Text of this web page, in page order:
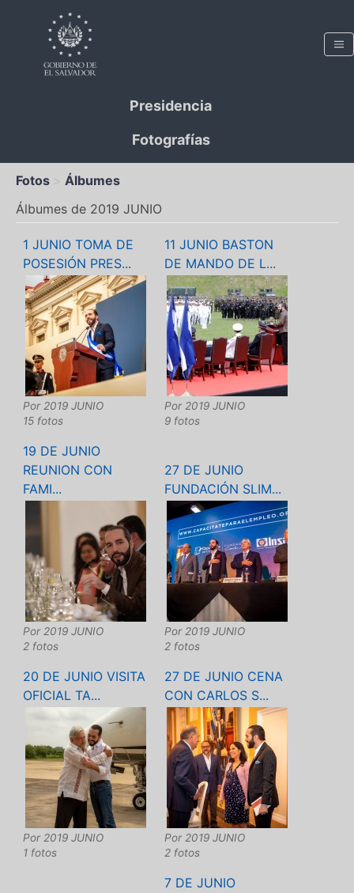
Presidencia
Fotografías
Fotos
Álbumes
Álbumes de 2019 JUNIO
1 JUNIO TOMA DE
POSESIÓN PRES...
Por 2019 JUNIO
15 fotos
11 JUNIO BASTON
DE MANDO DE L...
Por 2019 JUNIO
9 fotos
19 DE JUNIO
REUNION CON
FAMI...
Por 2019 JUNIO
2 fotos
27 DE JUNIO
FUNDACIÓN SLIM...
Por 2019 JUNIO
2 fotos
20 DE JUNIO VISITA
OFICIAL TA...
Por 2019 JUNIO
1 fotos
27 DE JUNIO CENA
CON CARLOS S...
Por 2019 JUNIO
2 fotos
7 DE JUNIO